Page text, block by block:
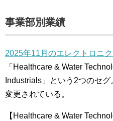
事業部別業績
2025年11月のエレクトロニ
「Healthcare & Water
Industrials」という2つのセ
変更されている。
【Healthcare & Water